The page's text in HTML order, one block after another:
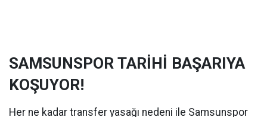
SAMSUNSPOR TARİHİ BAŞARIYA
KOŞUYOR!
Her ne kadar transfer yasağı nedeni ile Samsunspor